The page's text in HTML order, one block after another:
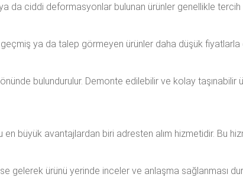
da ciddi deformasyonlar bulunan ürünler genellikle
ya da talep görmeyen ürünler daha düşük fiyatlarla
bulundurulur. Demonte edilebilir ve kolay taşınabilir
en büyük avantajlardan biri adresten alım hizmetidir. Bu
gelerek ürünü yerinde inceler ve anlaşma sağlanması